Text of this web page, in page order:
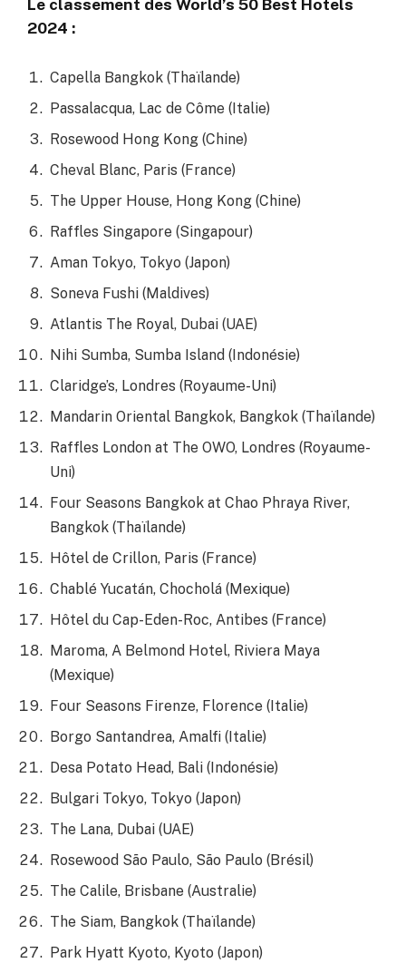
2024 :
Capella Bangkok (Thaïlande)
Passalacqua, Lac de Côme (Italie)
Rosewood Hong Kong (Chine)
Cheval Blanc, Paris (France)
The Upper House, Hong Kong (Chine)
Raffles Singapore (Singapour)
Aman Tokyo, Tokyo (Japon)
Soneva Fushi (Maldives)
Atlantis The Royal, Dubai (UAE)
Nihi Sumba, Sumba Island (Indonésie)
Claridge’s, Londres (Royaume-Uni)
Mandarin Oriental Bangkok, Bangkok (Thaïlande)
Raffles London at The OWO, Londres (Royaume-
Uni)
Four Seasons Bangkok at Chao Phraya River,
Bangkok (Thaïlande)
Hôtel de Crillon, Paris (France)
Chablé Yucatán, Chocholá (Mexique)
Hôtel du Cap-Eden-Roc, Antibes (France)
Maroma, A Belmond Hotel, Riviera Maya
(Mexique)
Four Seasons Firenze, Florence (Italie)
Borgo Santandrea, Amalfi (Italie)
Desa Potato Head, Bali (Indonésie)
Bulgari Tokyo, Tokyo (Japon)
The Lana, Dubai (UAE)
Rosewood São Paulo, São Paulo (Brésil)
The Calile, Brisbane (Australie)
The Siam, Bangkok (Thaïlande)
Park Hyatt Kyoto, Kyoto (Japon)